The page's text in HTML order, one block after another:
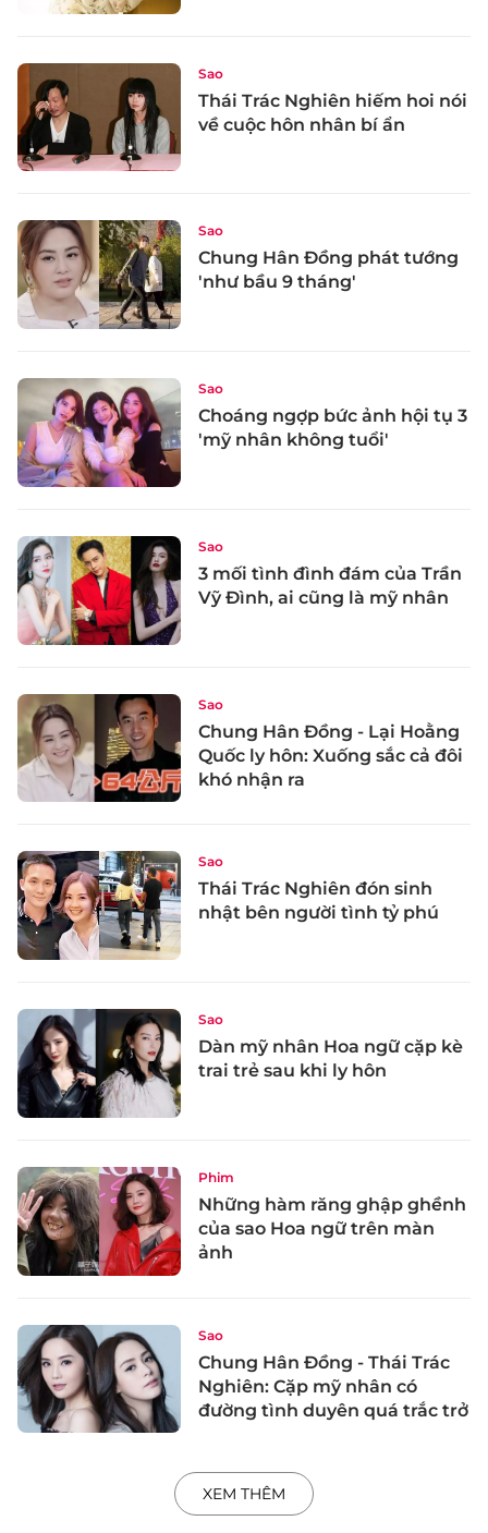
Sao
Thái Trác Nghiên hiếm hoi nói
về cuộc hôn nhân bí ẩn
Sao
Chung Hân Đồng phát tướng
'như bầu 9 tháng'
Sao
Choáng ngợp bức ảnh hội tụ 3
'mỹ nhân không tuổi'
Sao
3 mối tình đình đám của Trần
Vỹ Đình, ai cũng là mỹ nhân
Sao
Chung Hân Đồng - Lại Hoằng
Quốc ly hôn: Xuống sắc cả đôi
khó nhận ra
Sao
Thái Trác Nghiên đón sinh
nhật bên người tình tỷ phú
Sao
Dàn mỹ nhân Hoa ngữ cặp kè
trai trẻ sau khi ly hôn
Phim
Những hàm răng ghập ghềnh
của sao Hoa ngữ trên màn
ảnh
Sao
Chung Hân Đồng - Thái Trác
Nghiên: Cặp mỹ nhân có
đường tình duyên quá trắc trở
XEM THÊM